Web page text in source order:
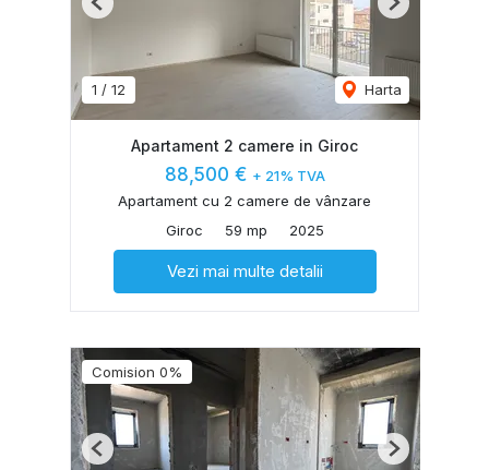
1 / 12 Harta
Previous Next
Apartament 2 camere in Giroc
88,500 € + 21% TVA
Apartament cu 2 camere de vânzare
Giroc
59 mp 2025
Vezi mai multe detalii
Comision 0%
Previous Next